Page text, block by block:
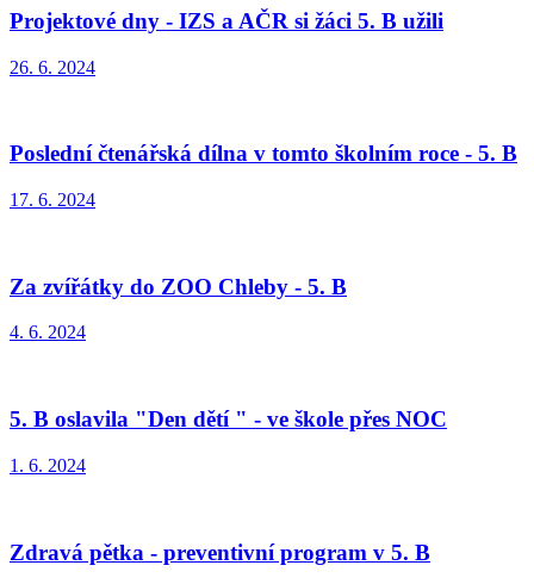
Projektové dny - IZS a AČR si žáci 5. B užili
26. 6. 2024
Poslední čtenářská dílna v tomto školním roce - 5. B
17. 6. 2024
Za zvířátky do ZOO Chleby - 5. B
4. 6. 2024
5. B oslavila "Den dětí " - ve škole přes NOC
1. 6. 2024
Zdravá pětka - preventivní program v 5. B